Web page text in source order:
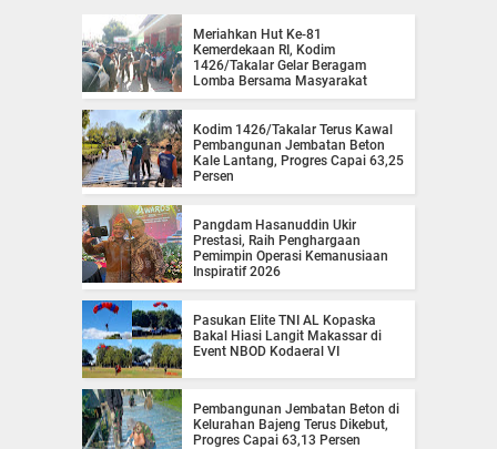
Meriahkan Hut Ke-81
Kemerdekaan RI, Kodim
1426/Takalar Gelar Beragam
Lomba Bersama Masyarakat
Kodim 1426/Takalar Terus Kawal
Pembangunan Jembatan Beton
Kale Lantang, Progres Capai 63,25
Persen
Pangdam Hasanuddin Ukir
Prestasi, Raih Penghargaan
Pemimpin Operasi Kemanusiaan
Inspiratif 2026
Pasukan Elite TNI AL Kopaska
Bakal Hiasi Langit Makassar di
Event NBOD Kodaeral VI
Pembangunan Jembatan Beton di
Kelurahan Bajeng Terus Dikebut,
Progres Capai 63,13 Persen